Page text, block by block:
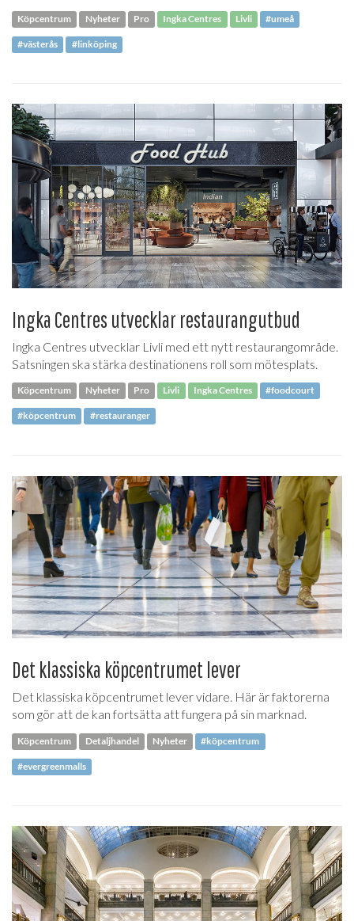
Köpcentrum Nyheter Pro Ingka Centres Livli #umeå
#västerås #linköping
Ingka Centres utvecklar restaurangutbud
Ingka Centres utvecklar Livli med ett nytt restaurangområde.
Satsningen ska stärka destinationens roll som mötesplats.
Köpcentrum Nyheter Pro Livli Ingka Centres #foodcourt
#köpcentrum #restauranger
Det klassiska köpcentrumet lever
Det klassiska köpcentrumet lever vidare. Här är faktorerna
som gör att de kan fortsätta att fungera på sin marknad.
Köpcentrum Detaljhandel Nyheter #köpcentrum
#evergreenmalls